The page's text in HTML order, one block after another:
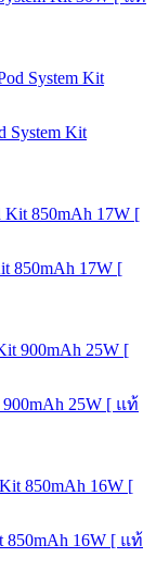
System Kit
850mAh 17W [
25W [ แท้
16W [ แท้